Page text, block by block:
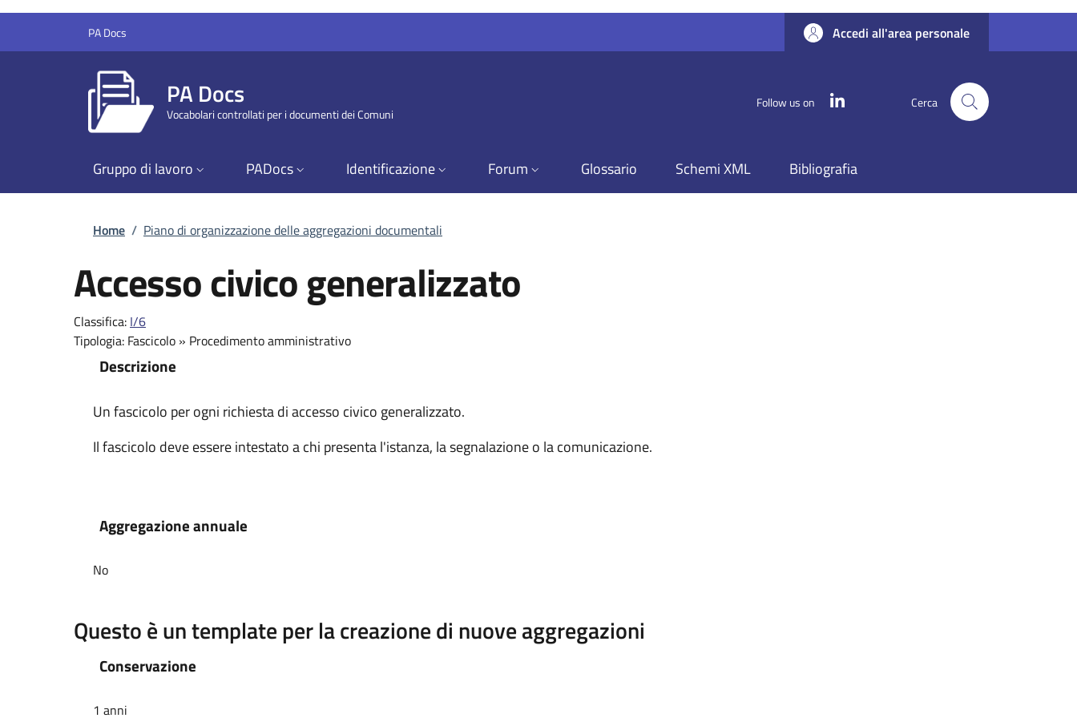
PA Docs Accedi all'area personale
PA Docs
Vocabolari controllati per i documenti dei Comuni
Follow us on Cerca
Gruppo di lavoro PADocs Identificazione Forum Glossario Schemi XML Bibliografia
Briciole di pane
Home / Piano di organizzazione delle aggregazioni documentali
Accesso civico generalizzato
Classifica: I/6
Tipologia: Fascicolo » Procedimento amministrativo
Descrizione
Un fascicolo per ogni richiesta di accesso civico generalizzato.
Il fascicolo deve essere intestato a chi presenta l'istanza, la segnalazione o la comunicazione.
Aggregazione annuale
No
Questo è un template per la creazione di nuove aggregazioni
Conservazione
1 anni